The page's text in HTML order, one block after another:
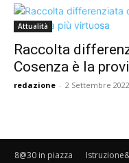
Attualità
Raccolta
Cosenza è la
redazione - 2 Settembre 2022
8@30 in piazza